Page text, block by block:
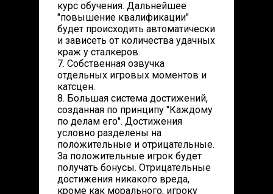
курс обучения. Дальнейшее
"повышение квалификации"
будет происходить автоматически
и зависеть от количества удачных
краж у сталкеров.
7. Собственная озвучка
отдельных игровых моментов и
катсцен.
8. Большая система достижений,
созданная по принципу "Каждому
по делам его". Достижения
условно разделены на
положительные и отрицательные.
За положительные игрок будет
получать бонусы. Отрицательные
достижения никакого вреда,
кроме как морального, игроку